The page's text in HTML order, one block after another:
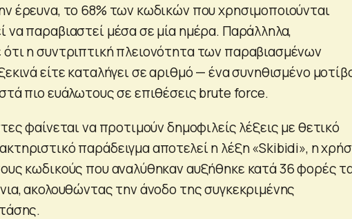
έρευνα, το 68% των κωδικών που χρησιμοποιούνται
να παραβιαστεί μέσα σε μία ημέρα. Παράλληλα,
η συντριπτική πλειονότητα των παραβιασμένων
είτε καταλήγει σε αριθμό — ένα συνηθισμένο
πιο ευάλωτους σε επιθέσεις brute force.
φαίνεται να προτιμούν δημοφιλείς λέξεις με θετικό
παράδειγμα αποτελεί η λέξη «Skibidi», η
κωδικούς που αναλύθηκαν αυξήθηκε κατά 36 φορές
ακολουθώντας την άνοδο της συγκεκριμένης